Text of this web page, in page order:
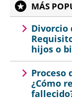
MÁS
Divorcio
hijos o
Proceso
¿Cómo